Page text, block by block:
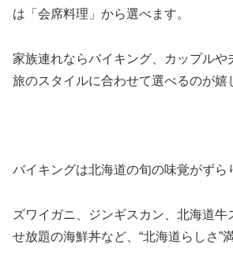
は「会席料理」から選べます。
家族連れならバイキング、カップルや
旅のスタイルに合わせて選べるのが嬉
バイキングは北海道の旬の味覚がずら
ズワイガニ、ジンギスカン、北海道牛
せ放題の海鮮丼など、“北海道らしさ”満